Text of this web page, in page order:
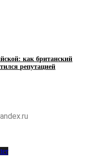
как британский
репутацией